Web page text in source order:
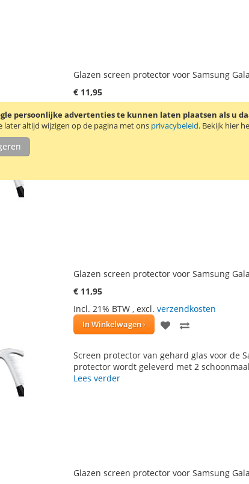
persoonlijke advertenties te kunnen laten plaatsen als u
later altijd wijzigen op de pagina met ons privacybeleid. Bekijk hier
Glazen screen protector voor Samsung
€ 11,95
Incl. 21% BTW
verzendkosten
In Winkelwagen
VOEGTOEVOEGEN
Glazen screen protector voor Samsung
€ 11,95
Incl. 21% BTW , excl. verzendkosten
In Winkelwagen
VOEG
AANTE
Screen protector van gehard glas voor de
protector wordt geleverd met 2
Lees verder
Glazen screen protector voor Samsung